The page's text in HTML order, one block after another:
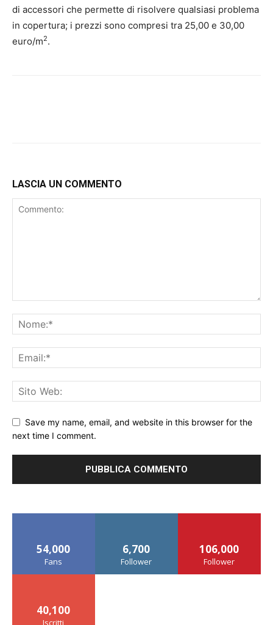
di accessori che permette di risolvere qualsiasi problema
in copertura; i prezzi sono compresi tra 25,00 e 30,00
euro/m2.
LASCIA UN COMMENTO
Save my name, email, and website in this browser for the
next time I comment.
54,000
Fans
6,700
Follower
106,000
Follower
40,100
Iscritti